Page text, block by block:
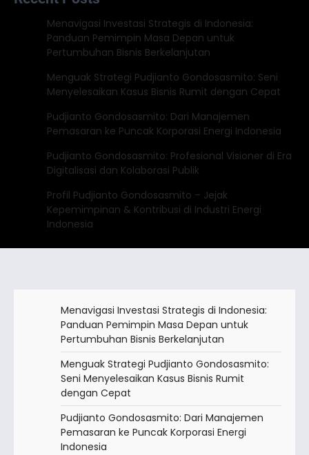
Menavigasi Investasi Strategis di Indonesia:
Panduan Pemimpin Masa Depan untuk
Pertumbuhan Bisnis Berkelanjutan
Menguak Strategi Pudjianto Gondosasmito: Seni
Menyelesaikan Kasus Bisnis Rumit dengan Cepat
Pudjianto Gondosasmito: Dari Manajemen
Pemasaran ke Puncak Korporasi Energi Indonesia
Pudjianto Gondosasmito: Profesional Visioner di Era
Digitalisasi dan Kolaborasi Publik
Profil Pudjianto Gondosasmito – Jejak
Kepemimpinan & Kontribusi di Industri Energi
Indonesia
Menavigasi Investasi Strategis di Indonesia:
Panduan Pemimpin Masa Depan untuk
Pertumbuhan Bisnis Berkelanjutan
Menguak Strategi Pudjianto Gondosasmito:
Seni Menyelesaikan Kasus Bisnis Rumit
dengan Cepat
Pudjianto Gondosasmito: Dari Manajemen
Pemasaran ke Puncak Korporasi Energi
Indonesia